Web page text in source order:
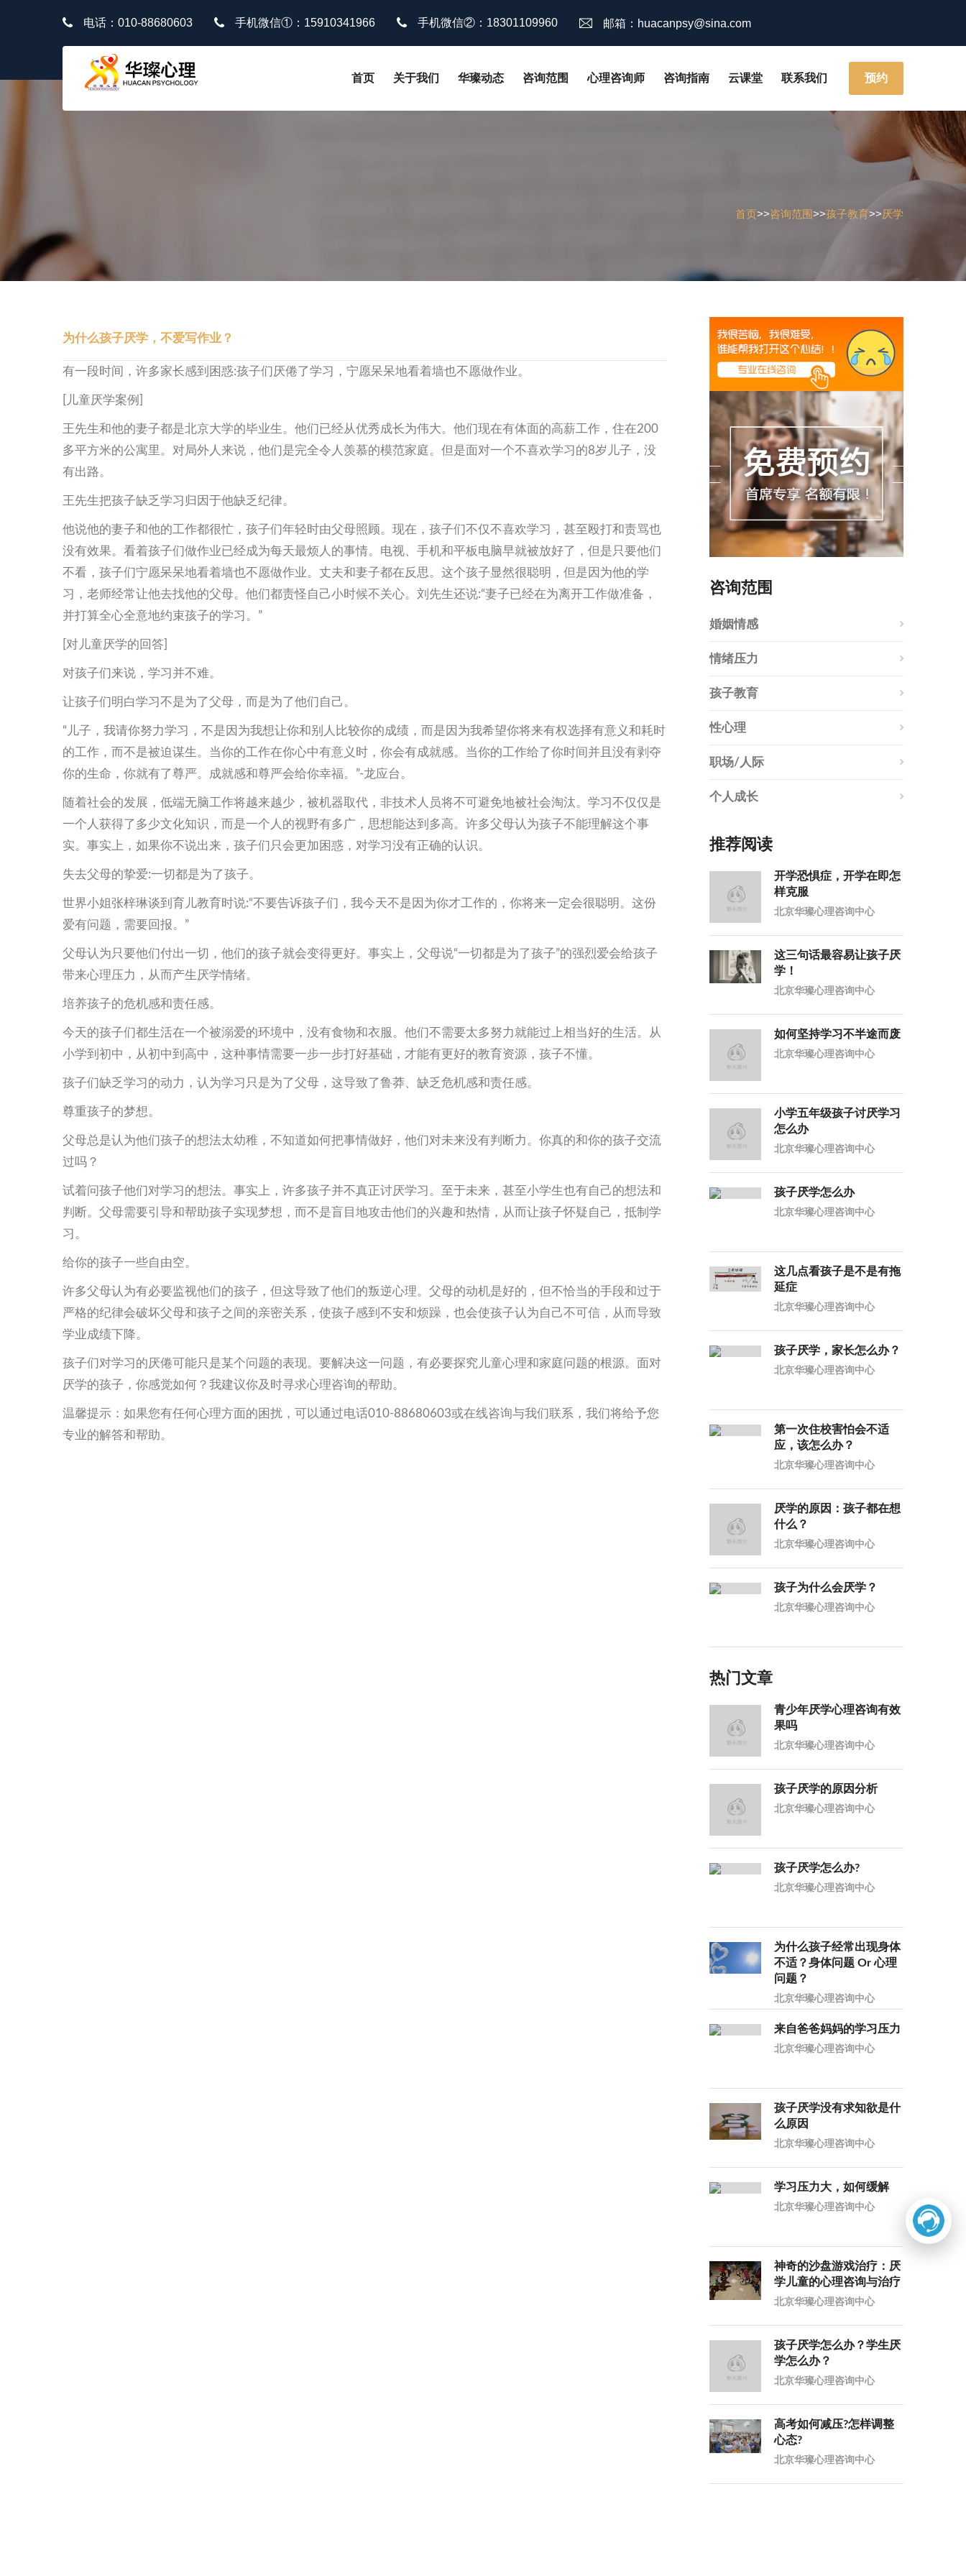
电话：010-88680603 手机微信①：15910341966 手机微信②：18301109960 邮箱：huacanpsy@sina.com
预约
首页 关于我们 华璨动态 咨询范围 心理咨询师 咨询指南 云课堂 联系我们
首页>>咨询范围>>孩子教育>>厌学
为什么孩子厌学，不爱写作业？
有一段时间，许多家长感到困惑:孩子们厌倦了学习，宁愿呆呆地看着墙也不愿做作业。
[儿童厌学案例]
王先生和他的妻子都是北京大学的毕业生。他们已经从优秀成长为伟大。他们现在有体面的高薪工作，住在200
多平方米的公寓里。对局外人来说，他们是完全令人羡慕的模范家庭。但是面对一个不喜欢学习的8岁儿子，没
有出路。
王先生把孩子缺乏学习归因于他缺乏纪律。
他说他的妻子和他的工作都很忙，孩子们年轻时由父母照顾。现在，孩子们不仅不喜欢学习，甚至殴打和责骂也
没有效果。看着孩子们做作业已经成为每天最烦人的事情。电视、手机和平板电脑早就被放好了，但是只要他们
不看，孩子们宁愿呆呆地看着墙也不愿做作业。丈夫和妻子都在反思。这个孩子显然很聪明，但是因为他的学
习，老师经常让他去找他的父母。他们都责怪自己小时候不关心。刘先生还说:“妻子已经在为离开工作做准备，
并打算全心全意地约束孩子的学习。”
[对儿童厌学的回答]
对孩子们来说，学习并不难。
让孩子们明白学习不是为了父母，而是为了他们自己。
“儿子，我请你努力学习，不是因为我想让你和别人比较你的成绩，而是因为我希望你将来有权选择有意义和耗时
的工作，而不是被迫谋生。当你的工作在你心中有意义时，你会有成就感。当你的工作给了你时间并且没有剥夺
你的生命，你就有了尊严。成就感和尊严会给你幸福。”-龙应台。
随着社会的发展，低端无脑工作将越来越少，被机器取代，非技术人员将不可避免地被社会淘汰。学习不仅仅是
一个人获得了多少文化知识，而是一个人的视野有多广，思想能达到多高。许多父母认为孩子不能理解这个事
实。事实上，如果你不说出来，孩子们只会更加困惑，对学习没有正确的认识。
失去父母的挚爱:一切都是为了孩子。
世界小姐张梓琳谈到育儿教育时说:“不要告诉孩子们，我今天不是因为你才工作的，你将来一定会很聪明。这份
爱有问题，需要回报。”
父母认为只要他们付出一切，他们的孩子就会变得更好。事实上，父母说“一切都是为了孩子”的强烈爱会给孩子
带来心理压力，从而产生厌学情绪。
培养孩子的危机感和责任感。
今天的孩子们都生活在一个被溺爱的环境中，没有食物和衣服。他们不需要太多努力就能过上相当好的生活。从
小学到初中，从初中到高中，这种事情需要一步一步打好基础，才能有更好的教育资源，孩子不懂。
孩子们缺乏学习的动力，认为学习只是为了父母，这导致了鲁莽、缺乏危机感和责任感。
尊重孩子的梦想。
父母总是认为他们孩子的想法太幼稚，不知道如何把事情做好，他们对未来没有判断力。你真的和你的孩子交流
过吗？
试着问孩子他们对学习的想法。事实上，许多孩子并不真正讨厌学习。至于未来，甚至小学生也有自己的想法和
判断。父母需要引导和帮助孩子实现梦想，而不是盲目地攻击他们的兴趣和热情，从而让孩子怀疑自己，抵制学
习。
给你的孩子一些自由空。
许多父母认为有必要监视他们的孩子，但这导致了他们的叛逆心理。父母的动机是好的，但不恰当的手段和过于
严格的纪律会破坏父母和孩子之间的亲密关系，使孩子感到不安和烦躁，也会使孩子认为自己不可信，从而导致
学业成绩下降。
孩子们对学习的厌倦可能只是某个问题的表现。要解决这一问题，有必要探究儿童心理和家庭问题的根源。面对
厌学的孩子，你感觉如何？我建议你及时寻求心理咨询的帮助。
温馨提示：如果您有任何心理方面的困扰，可以通过电话010-88680603或在线咨询与我们联系，我们将给予您
专业的解答和帮助。
咨询范围
婚姻情感
情绪压力
孩子教育
性心理
职场/人际
个人成长
推荐阅读
开学恐惧症，开学在即怎
样克服
北京华璨心理咨询中心
这三句话最容易让孩子厌
学！
北京华璨心理咨询中心
如何坚持学习不半途而废
北京华璨心理咨询中心
小学五年级孩子讨厌学习
怎么办
北京华璨心理咨询中心
孩子厌学怎么办
北京华璨心理咨询中心
这几点看孩子是不是有拖
延症
北京华璨心理咨询中心
孩子厌学，家长怎么办？
北京华璨心理咨询中心
第一次住校害怕会不适
应，该怎么办？
北京华璨心理咨询中心
厌学的原因：孩子都在想
什么？
北京华璨心理咨询中心
孩子为什么会厌学？
北京华璨心理咨询中心
热门文章
青少年厌学心理咨询有效
果吗
北京华璨心理咨询中心
孩子厌学的原因分析
北京华璨心理咨询中心
孩子厌学怎么办?
北京华璨心理咨询中心
为什么孩子经常出现身体
不适？身体问题 Or 心理
问题？
北京华璨心理咨询中心
来自爸爸妈妈的学习压力
北京华璨心理咨询中心
孩子厌学没有求知欲是什
么原因
北京华璨心理咨询中心
学习压力大，如何缓解
北京华璨心理咨询中心
神奇的沙盘游戏治疗：厌
学儿童的心理咨询与治疗
北京华璨心理咨询中心
孩子厌学怎么办？学生厌
学怎么办？
北京华璨心理咨询中心
高考如何减压?怎样调整
心态?
北京华璨心理咨询中心